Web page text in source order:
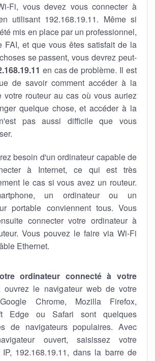
Fi, vous devez vous connecter à
utilisant 192.168.19.11. Même si
mis en place par un professionnel,
FAI, et que vous êtes satisfait de la
se passent, vous devrez peut-
en cas de problème. Il est
de savoir comment accéder à la
votre routeur au cas où vous auriez
quelque chose, et accéder à la
pas aussi difficile que vous
besoin d'un ordinateur capable de
à Internet, ce qui est très
le cas si vous avez un routeur.
un ordinateur ou un
portable conviennent tous. Vous
connecter votre ordinateur à
Vous pouvez le faire via Wi-Fi
Ethernet.
ordinateur connecté à votre
ouvrez le navigateur web de votre
Chrome, Mozilla Firefox,
Edge ou Safari sont quelques
de navigateurs populaires. Avec
ouvert, saisissez votre
IP, 192.168.19.11, dans la barre de